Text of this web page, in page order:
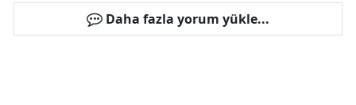
Daha fazla yorum yükle...